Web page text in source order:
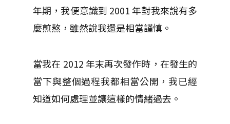
年期，我便意識到 2001 年對我來說有多
麼煎熬，雖然說我還是相當謹慎。
當我在 2012 年末再次發作時，在發生的
當下與整個過程我都相當公開，我已經
知道如何處理並讓這樣的情緒過去。